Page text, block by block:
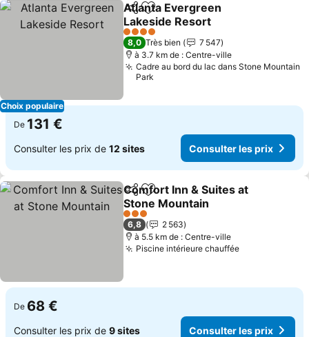
Choix populaire
PartagerAjouter à mes favoris
Atlanta Evergreen
Lakeside Resort
Consulter les prix
4 Étoiles
8,0 Très bien
7 547
à 3.7 km de : Centre-ville
Cadre au bord du lac dans Stone Mountain
Park
De 131 €
Consulter les prix de 12 sites Consulter les prix
PartagerAjouter à mes favoris
Comfort Inn & Suites at
Stone Mountain
Consulter les prix
3 Étoiles
6,8
2 563
à 5.5 km de : Centre-ville
Piscine intérieure chaufféeConsulter
De 68 €
Consulter les prix de 9 sites Consulter les prix